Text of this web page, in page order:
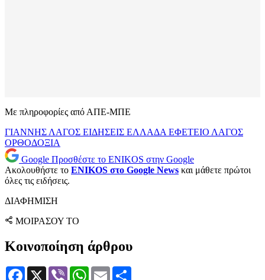
Με πληροφορίες από ΑΠΕ-ΜΠΕ
ΓΙΑΝΝΗΣ ΛΑΓΟΣ ΕΙΔΗΣΕΙΣ ΕΛΛΑΔΑ ΕΦΕΤΕΙΟ ΛΑΓΟΣ
ΟΡΘΟΔΟΞΙΑ
Google Προσθέστε το ENIKOS στην Google
Ακολουθήστε το ENIKOS στο Google News και μάθετε πρώτοι
όλες τις ειδήσεις.
ΔΙΑΦΗΜΙΣΗ
ΜΟΙΡΑΣΟΥ ΤΟ
Κοινοποίηση άρθρου
Facebook
X Viber WhatsApp
Email